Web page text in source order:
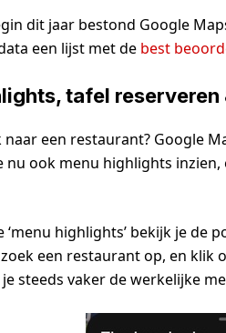
dit jaar bestond Google
een lijst met de best
tafel
naar een restaurant? Google
nu ook menu highlights
highlights’ bekijk je de
een restaurant op, en klik
steeds vaker de werkelijke